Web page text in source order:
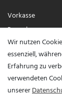
Vorkasse
Paypal
Visa / Mastercard
Vertrag
Wir nutzen
essenziell,
Erfahrung zu
verwendeten
unserer